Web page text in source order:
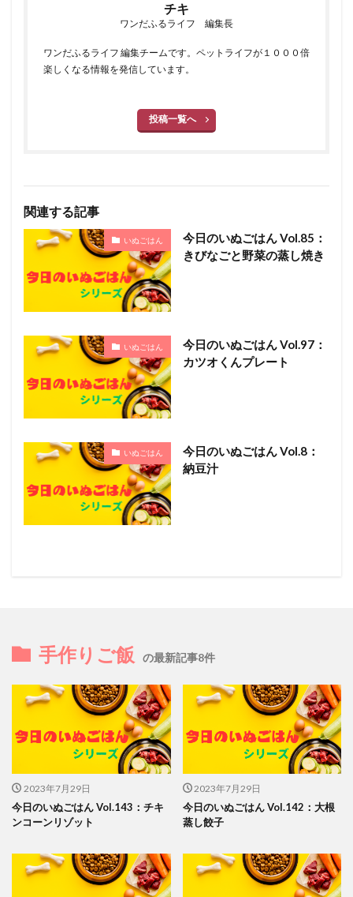
チキ
ワンだふるライフ 編集長
ワンだふるライフ 編集チームです。ペットライフが１０００倍
楽しくなる情報を発信しています。
投稿一覧へ
関連する記事
いぬごはん
今日のいぬごはん Vol.85：
きびなごと野菜の蒸し焼き
いぬごはん
今日のいぬごはん Vol.97：
カツオくんプレート
いぬごはん
今日のいぬごはん Vol.8：
納豆汁
手作りご飯 の最新記事8件
2023年7月29日
今日のいぬごはん Vol.143：チキ
ンコーンリゾット
2023年7月29日
今日のいぬごはん Vol.142：大根
蒸し餃子